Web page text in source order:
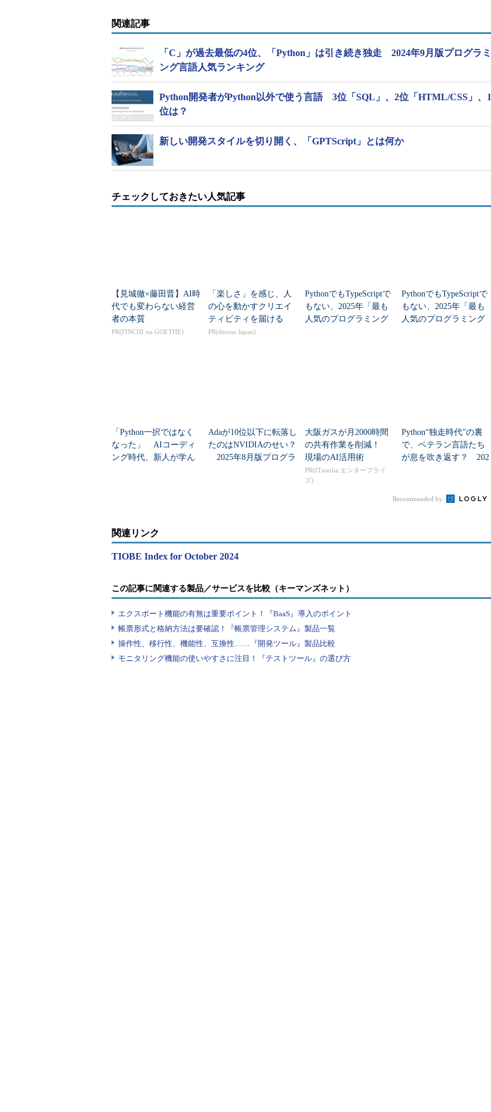
関連記事
「C」が過去最低の4位、「Python」は引き続き独走 2024年9月版プログラミ
ング言語人気ランキング
Python開発者がPython以外で使う言語 3位「SQL」、2位「HTML/CSS」、1
位は？
新しい開発スタイルを切り開く、「GPTScript」とは何か
チェックしておきたい人気記事
【見城徹×藤田晋】AI時
代でも変わらない経営
者の本質
PR(FINCHI on GOETHE)
「楽しさ」を感じ、人
の心を動かすクリエイ
ティビティを届ける
PR(dentsu Japan)
PythonでもTypeScriptで
もない、2025年「最も
人気のプログラミング
PythonでもTypeScriptで
もない、2025年「最も
人気のプログラミング
「Python一択ではなく
なった」 AIコーディ
ング時代、新人が学ん
Adaが10位以下に転落し
たのはNVIDIAのせい？
2025年8月版プログラ
大阪ガスが月2000時間
の共有作業を削減！
現場のAI活用術
PR(ITmedia エンタープライ
ズ)
Python“独走時代”の裏
で、ベテラン言語たち
が息を吹き返す？ 202
Recommended by
関連リンク
TIOBE Index for October 2024
この記事に関連する製品／サービスを比較（キーマンズネット）
エクスポート機能の有無は重要ポイント！『BaaS』導入のポイント
帳票形式と格納方法は要確認！『帳票管理システム』製品一覧
操作性、移行性、機能性、互換性……『開発ツール』製品比較
モニタリング機能の使いやすさに注目！『テストツール』の選び方